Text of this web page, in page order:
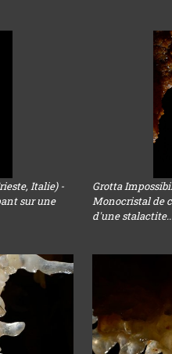
Italie) -
sur une
Grotta
Monocristal de
d'une